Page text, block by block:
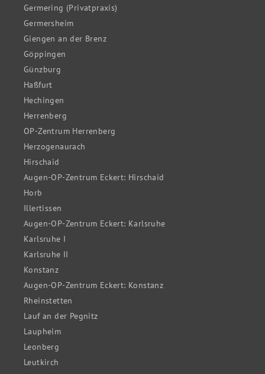
Germering (Privatpraxis)
Germersheim
Giengen an der Brenz
Göppingen
Günzburg
Haßfurt
Hechingen
Herrenberg
OP-Zentrum Herrenberg
Herzogenaurach
Hirschaid
Augen-OP-Zentrum Eckert: Hirschaid
Horb
Illertissen
Augen-OP-Zentrum Eckert: Karlsruhe
Karlsruhe I
Karlsruhe II
Konstanz
Augen-OP-Zentrum Eckert: Konstanz
Rheinstetten
Lauf an der Pegnitz
Laupheim
Leonberg
Leutkirch